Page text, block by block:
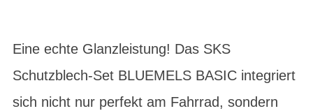
Eine echte Glanzleistung! Das SKS
Schutzblech-Set BLUEMELS BASIC integriert
sich nicht nur perfekt am Fahrrad, sondern